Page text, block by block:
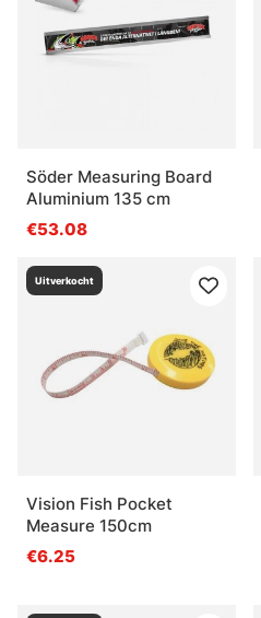
Söder Measuring Board
Aluminium 135 cm
€53.08
Uitverkocht
Vision Fish Pocket
Measure 150cm
€6.25